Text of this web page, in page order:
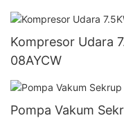
Kompresor Udara
08AYCW
Pompa Vakum